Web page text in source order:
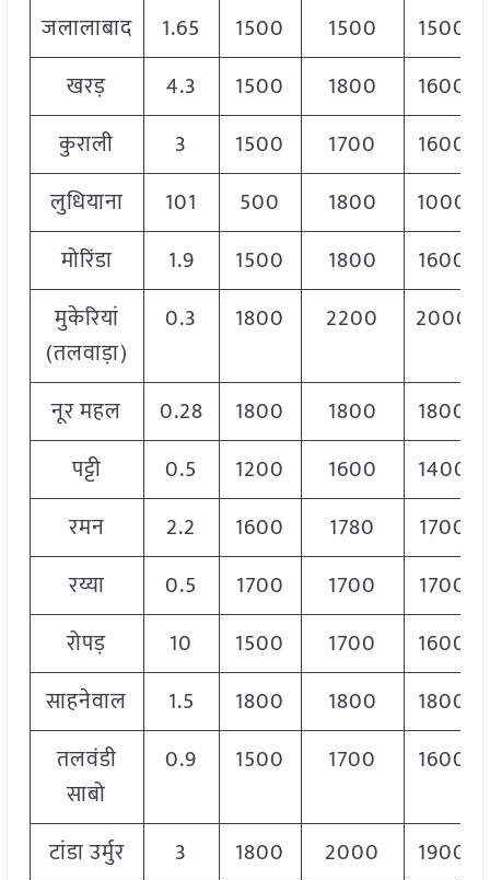
जलालाबाद 1.65 1500 1500
1500
खरड़
4.3 1500 1800
1600
कुराली
3 1500 1700
1600
लुधियाना
101 500 1800
1000
मोरिंडा
1.9 1500 1800
1600
मुकेरियां
(तलवाड़ा)
0.3 1800 2200 2000
नूर महल 0.28 1800 1800
1800
पट्टी
0.5 1200 1600
1400
रमन
2.2 1600 1780
1700
रय्या
0.5 1700 1700
1700
रोपड़
10 1500 1700
1600
साहनेवाल
1.5 1800 1800
1800
तलवंडी
साबो
0.9 1500 1700 1600
टांडा उर्मुर 3 1800 2000
1900